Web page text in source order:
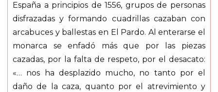
España a principios de 1556, grupos de personas
disfrazadas y formando cuadrillas cazaban con
arcabuces y ballestas en El Pardo. Al enterarse el
monarca se enfadó más que por las piezas
cazadas, por la falta de respeto, por el desacato:
«… nos ha desplazido mucho, no tanto por el
daño de la caza, quanto por el atrevimiento y